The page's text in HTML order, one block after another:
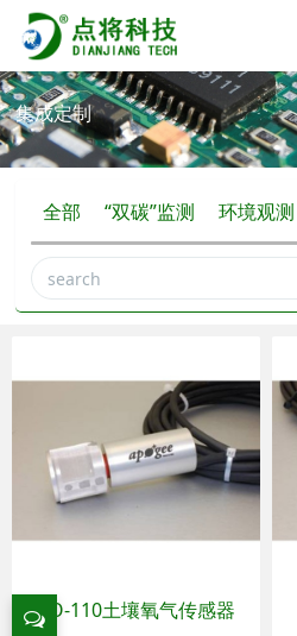
集成定制
全部 “双碳”监测 环境观测
SO-110土壤氧气传感器